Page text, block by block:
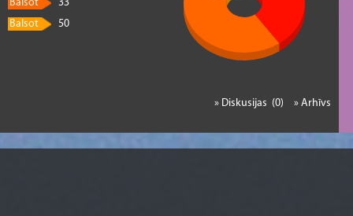
Balsot
33
Balsot
50
» Arhīvs
» Diskusijas (0)